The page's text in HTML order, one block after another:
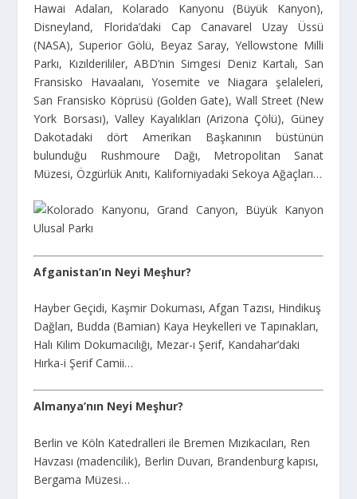
Hawai Adaları, Kolarado Kanyonu (Büyük Kanyon),
Disneyland, Florida’daki Cap Canavarel Uzay Üssü
(NASA), Superior Gölü, Beyaz Saray, Yellowstone Milli
Parkı, Kızılderililer, ABD’nin Simgesi Deniz Kartalı, San
Fransisko Havaalanı, Yosemite ve Niagara şelaleleri,
San Fransisko Köprüsü (Golden Gate), Wall Street (New
York Borsası), Valley Kayalıkları (Arizona Çölü), Güney
Dakotadaki dört Amerikan Başkanının büstünün
bulunduğu Rushmoure Dağı, Metropolitan Sanat
Müzesi, Özgürlük Anıtı, Kaliforniyadaki Sekoya Ağaçları…
Afganistan’ın Neyi Meşhur?
Hayber Geçidi, Kaşmir Dokuması, Afgan Tazısı, Hindikuş
Dağları, Budda (Bamian) Kaya Heykelleri ve Tapınakları,
Halı Kilim Dokumacılığı, Mezar-ı Şerif, Kandahar’daki
Hırka-i Şerif Camii…
Almanya’nın Neyi Meşhur?
Berlin ve Köln Katedralleri ile Bremen Mızıkacıları, Ren
Havzası (madencilik), Berlin Duvarı, Brandenburg kapısı,
Bergama Müzesi…